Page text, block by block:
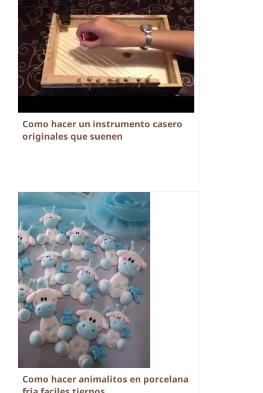
Como hacer un instrumento casero
originales que suenen
Como hacer animalitos en porcelana